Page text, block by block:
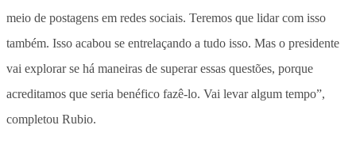
meio de postagens em redes sociais. Teremos que lidar com isso
também. Isso acabou se entrelaçando a tudo isso. Mas o presidente
vai explorar se há maneiras de superar essas questões, porque
acreditamos que seria benéfico fazê-lo. Vai levar algum tempo”,
completou Rubio.